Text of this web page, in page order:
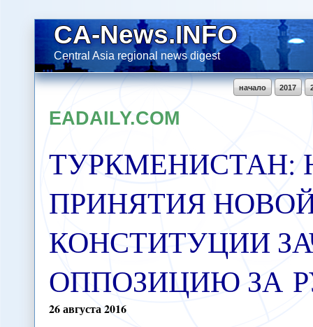
CA-News.INFO
Central Asia regional news digest
2017
начало
EADAILY.COM
ТУРКМЕНИСТАН:
ПРИНЯТИЯ
КОНСТИТУЦИИ
ОППОЗИЦИЮ ЗА
26августа2016